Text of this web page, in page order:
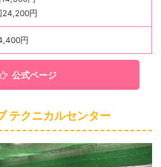
24,200円
円
公式ページ
テクニカルセンター